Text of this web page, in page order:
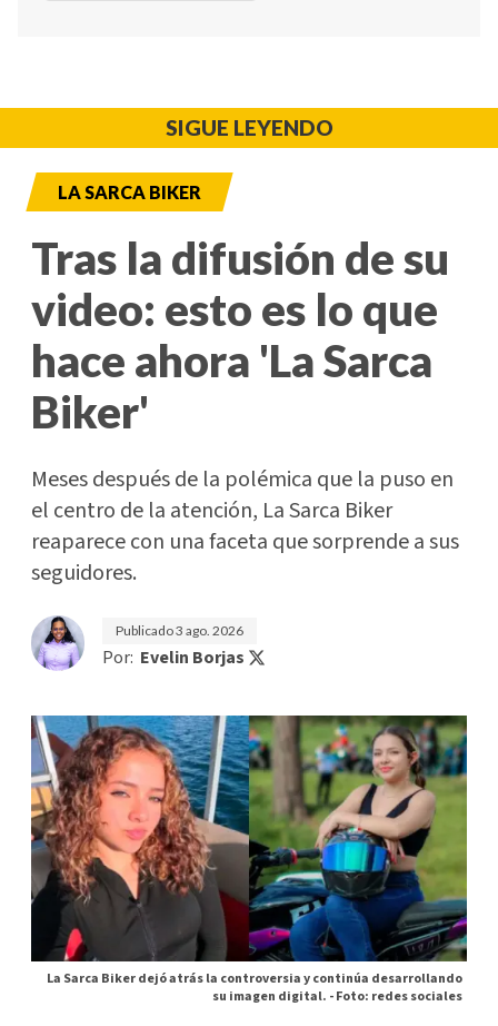
SIGUE LEYENDO
LA SARCA BIKER
Tras la difusión de su
video: esto es lo que
hace ahora 'La Sarca
Biker'
Meses después de la polémica que la puso en
el centro de la atención, La Sarca Biker
reaparece con una faceta que sorprende a sus
seguidores.
Publicado3 ago. 2026
Por: Evelin Borjas
La Sarca Biker dejó atrás la controversia y continúa desarrollando
su imagen digital. -Foto: redes sociales